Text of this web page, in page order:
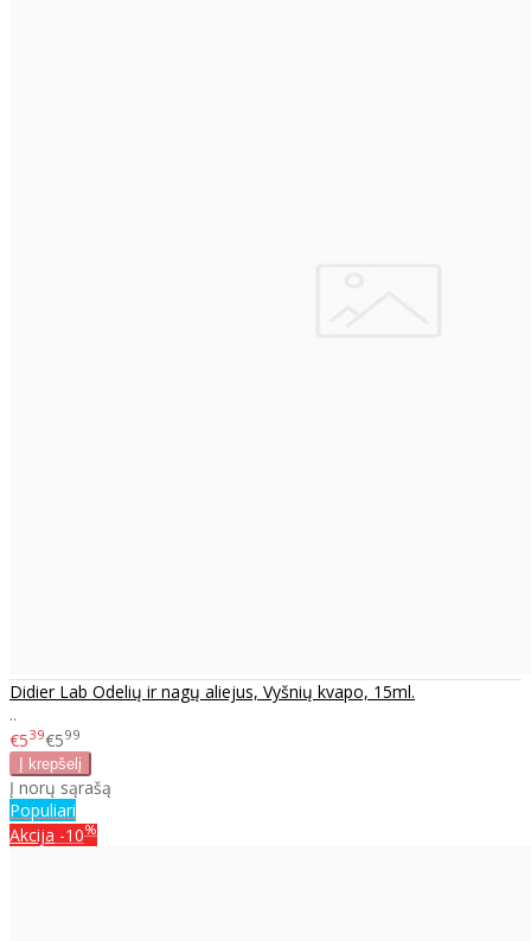
Didier Lab Odelių ir nagų aliejus, Vyšnių kvapo, 15ml.
..
€539€599
Į norų sąrašą
Populiari
Akcija -10%